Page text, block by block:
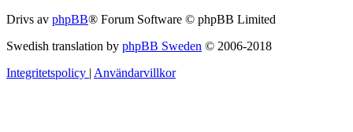
Drivs av phpBB® Forum Software © phpBB Limited
Swedish translation by phpBB Sweden © 2006-2018
Integritetspolicy | Användarvillkor